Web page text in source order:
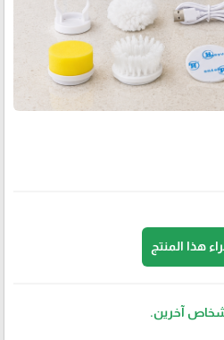
هذا المنتج
آخرين.